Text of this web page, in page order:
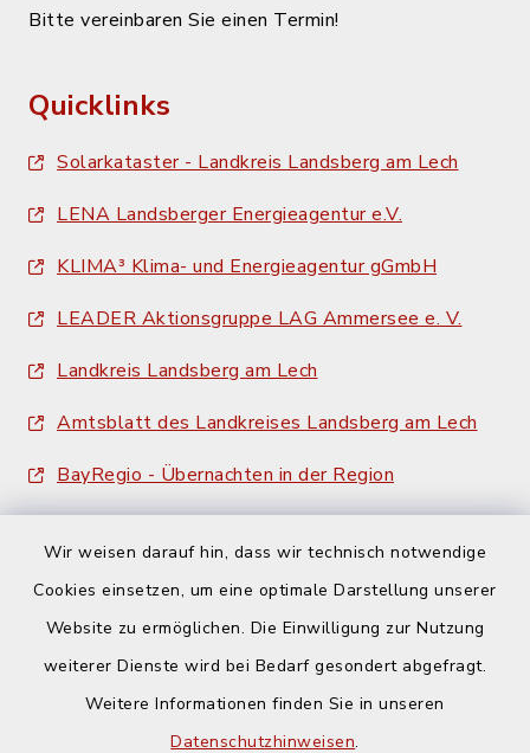
Wir weisen darauf hin, dass wir technisch notwendige
Cookies einsetzen, um eine optimale Darstellung unserer
Website zu ermöglichen. Die Einwilligung zur Nutzung
weiterer Dienste wird bei Bedarf gesondert abgefragt.
Weitere Informationen finden Sie in unseren
Datenschutzhinweisen.
Bitte vereinbaren Sie einen Termin!
Quicklinks
Solarkataster - Landkreis Landsberg am Lech
LENA Landsberger Energieagentur e.V.
KLIMA³ Klima- und Energieagentur gGmbH
LEADER Aktionsgruppe LAG Ammersee e. V.
Landkreis Landsberg am Lech
Amtsblatt des Landkreises Landsberg am Lech
BayRegio - Übernachten in der Region
Barrierefreiheit